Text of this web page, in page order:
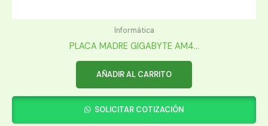
Informática
PLACA MADRE GIGABYTE AM4...
AÑADIR AL CARRITO
SOLICITAR COTIZACIÓN